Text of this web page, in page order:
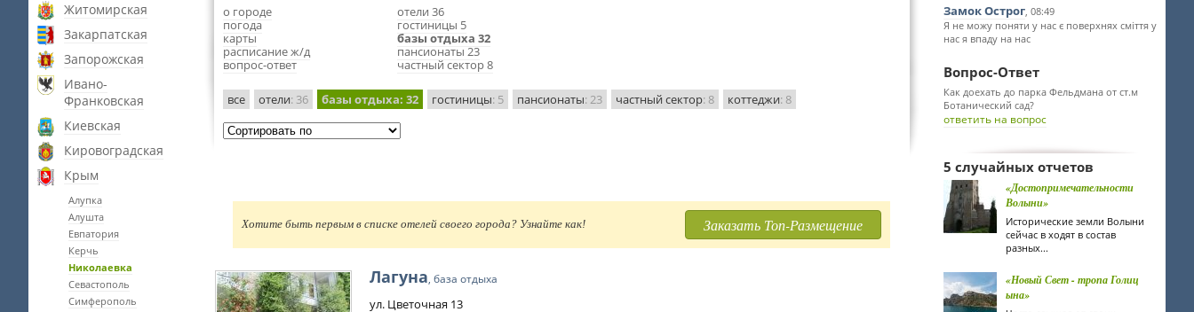
Житомирская
Закарпатская
Запорожская
Ивано-
Франковская
Киевская
Кировоградская
Крым
Алупка
Алушта
Евпатория
Керчь
Николаевка
Севастополь
Симферополь
о городе
погода
карты
расписание ж/д
вопрос-ответ
отели 36
гостиницы 5
базы отдыха 32
пансионаты 23
частный сектор 8
все отели: 36 базы отдыха: 32 гостиницы: 5 пансионаты: 23 частный сектор: 8 коттеджи: 8
Хотите быть первым в списке отелей своего города? Узнайте как! Заказать Топ-Размещение
Лагуна, база отдыха
ул. Цветочная 13
Замок Острог, 08:49
Я не можу поняти у нас є поверхнях сміття у
нас я впаду на нас
Вопрос-Ответ
Как доехать до парка Фельдмана от ст.м
Ботанический сад?
ответить на вопрос
5 случайных отчетов
«Достопримечательности
Волыни»
Исторические земли Волыни
сейчас в ходят в состав
разных...
«Новый Свет - тропа Голиц
ына»